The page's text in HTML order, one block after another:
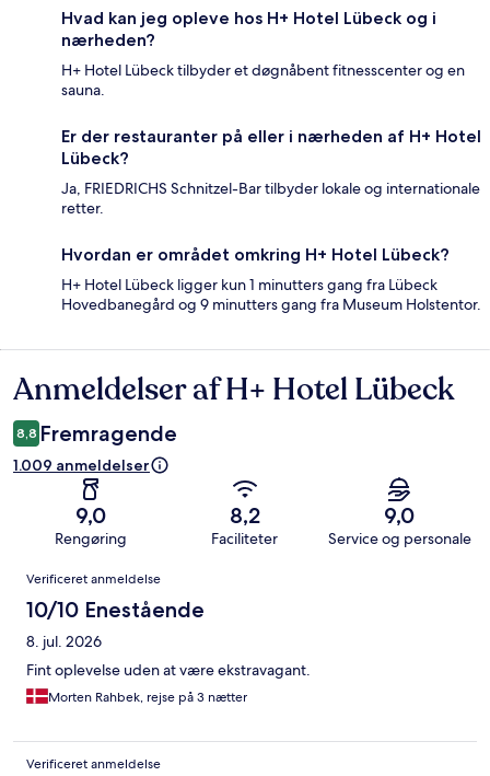
Hvad kan jeg opleve hos H+ Hotel Lübeck og i
nærheden?
H+ Hotel Lübeck tilbyder et døgnåbent fitnesscenter og en
sauna.
Er der restauranter på eller i nærheden af H+ Hotel
Lübeck?
Ja, FRIEDRICHS Schnitzel-Bar tilbyder lokale og internationale
retter.
Hvordan er området omkring H+ Hotel Lübeck?
H+ Hotel Lübeck ligger kun 1 minutters gang fra Lübeck
Hovedbanegård og 9 minutters gang fra Museum Holstentor.
Anmeldelser
Anmeldelser af H+ Hotel Lübeck
8,8 Fremragende
1.009 anmeldelser
9,0
Rengøring
8,2
Faciliteter
9,0
Service og personale
Anmeldelser
Verificeret anmeldelse
10/10 Enestående
8. jul. 2026
Fint oplevelse uden at være ekstravagant.
Morten Rahbek, rejse på 3 nætter
Verificeret anmeldelse